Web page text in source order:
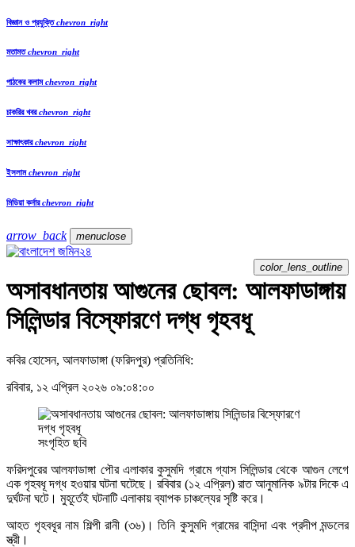
বিজ্ঞান ও প্রযুক্তিchevron_right
মতামতchevron_right
পাঠকের কলামchevron_right
চাকরির খবরchevron_right
সাক্ষাৎকারchevron_right
ইসলামchevron_right
মিডিয়া কর্নারchevron_right
arrow_back menuclose
color_lens_outline
অসাবধানতায় আগুনের ছোবল: আলফাডাঙ্গায়
সিলিন্ডার বিস্ফোরণে দগ্ধ গৃহবধূ
কবির হোসেন, আলফাডাঙ্গা (ফরিদপুর) প্রতিনিধি:
রবিবার, ১২ এপ্রিল ২০২৬ ০৯:০৪:০০
সংগৃহিত ছবি
ফরিদপুরের আলফাডাঙ্গা পৌর এলাকার কুসুমদি গ্রামে গ্যাস সিলিন্ডার থেকে আগুন লেগে
এক গৃহবধূ দগ্ধ হওয়ার ঘটনা ঘটেছে। রবিবার (১২ এপ্রিল) রাত আনুমানিক ৯টার দিকে এ
দুর্ঘটনা ঘটে। মুহূর্তেই ঘটনাটি এলাকায় ব্যাপক চাঞ্চল্যের সৃষ্টি করে।
আহত গৃহবধূর নাম শিল্পী রানী (৩৬)। তিনি কুসুমদি গ্রামের বাসিন্দা এবং প্রদীপ মন্ডলের
স্ত্রী।